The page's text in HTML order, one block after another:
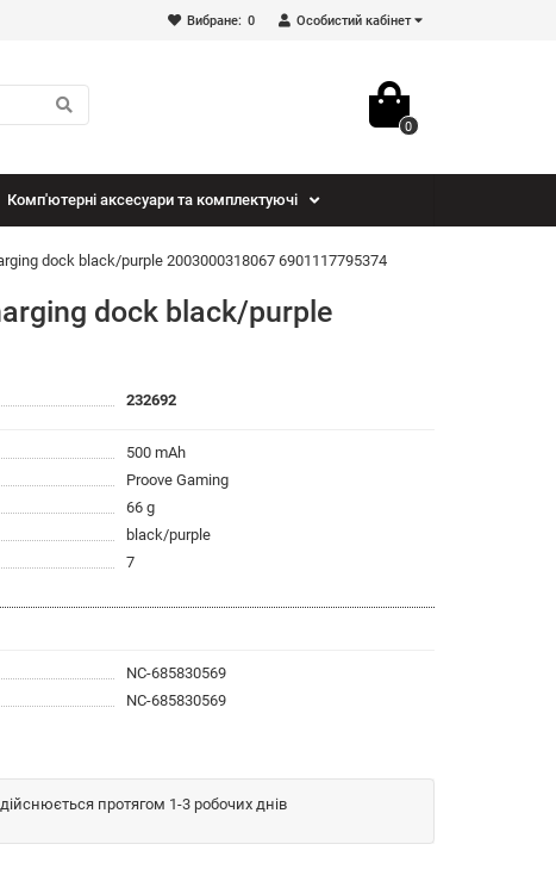
Особистий кабінет
Вибране: 0
0
Комп'ютерні аксесуари та комплектуючі
dock black/purple 2003000318067 6901117795374
dock black/purple
232692
500 mAh
Proove Gaming
66 g
black/purple
7
NC-685830569
NC-685830569
протягом 1-3 робочих днів